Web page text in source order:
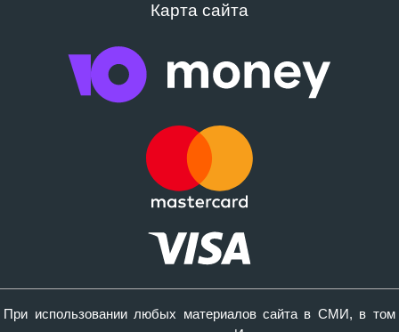
Карта сайта
При использовании любых материалов сайта в СМИ, в том